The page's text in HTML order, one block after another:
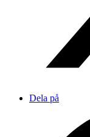
Dela på